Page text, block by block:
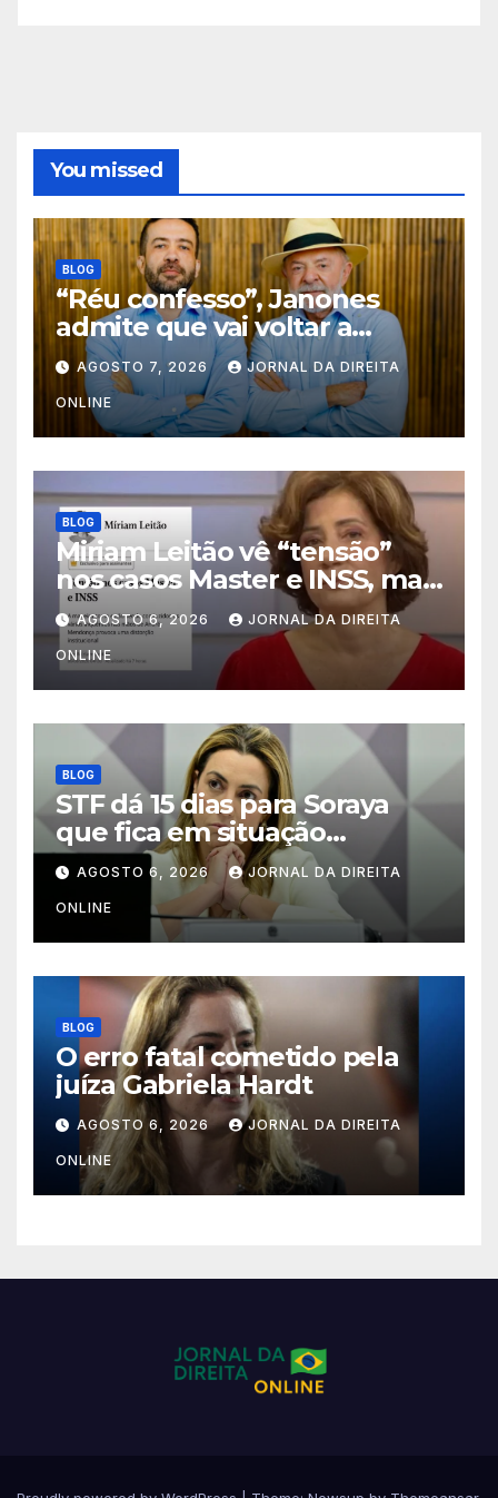
You missed
BLOG
“Réu confesso”, Janones
admite que vai voltar a
delinquir. Resta saber o que
fará a Justiça
AGOSTO 7, 2026 JORNAL DA DIREITA
ONLINE
BLOG
Miriam Leitão vê “tensão”
nos casos Master e INSS, mas
não vê nada nos famigerados
inquéritos de Xandão
AGOSTO 6, 2026 JORNAL DA DIREITA
ONLINE
BLOG
STF dá 15 dias para Soraya
que fica em situação
extremamente delicada
AGOSTO 6, 2026 JORNAL DA DIREITA
ONLINE
BLOG
O erro fatal cometido pela
juíza Gabriela Hardt
AGOSTO 6, 2026 JORNAL DA DIREITA
ONLINE